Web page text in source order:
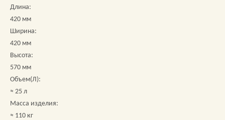
Длина:
420 мм
Ширина:
420 мм
Высота:
570 мм
Объем(Л):
≈ 25 л
Масса изделия:
≈ 110 кг